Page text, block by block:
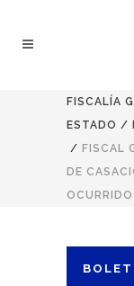
FISCALÍA
ESTADO /
/ FISCAL
DE